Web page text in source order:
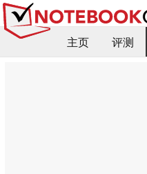
主页 评测